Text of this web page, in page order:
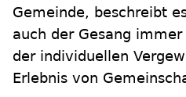
Gemeinde, beschreibt
auch der Gesang
der individuellen
Erlebnis von